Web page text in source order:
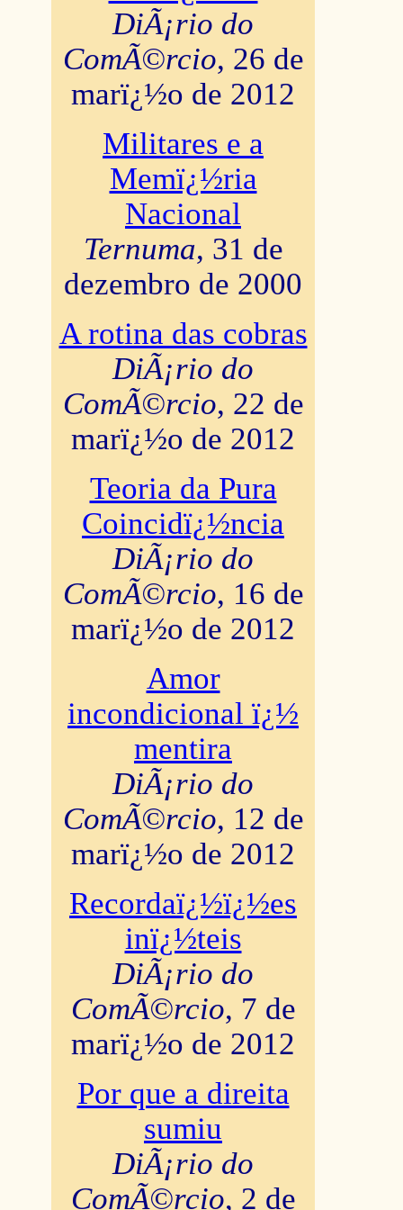
DiÃ¡rio do
ComÃ©rcio, 26 de
marï¿½o de 2012
Militares e a
Memï¿½ria
Nacional
Ternuma, 31 de
dezembro de 2000
A rotina das cobras
DiÃ¡rio do
ComÃ©rcio, 22 de
marï¿½o de 2012
Teoria da Pura
Coincidï¿½ncia
DiÃ¡rio do
ComÃ©rcio, 16 de
marï¿½o de 2012
Amor
incondicional ï¿½
mentira
DiÃ¡rio do
ComÃ©rcio, 12 de
marï¿½o de 2012
Recordaï¿½ï¿½es
inï¿½teis
DiÃ¡rio do
ComÃ©rcio, 7 de
marï¿½o de 2012
Por que a direita
sumiu
DiÃ¡rio do
ComÃ©rcio, 2 de